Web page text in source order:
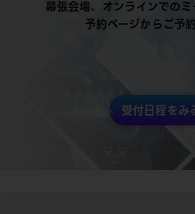
幕張会場、オンラインでのミ
予約ページからご予
受付日程をみ